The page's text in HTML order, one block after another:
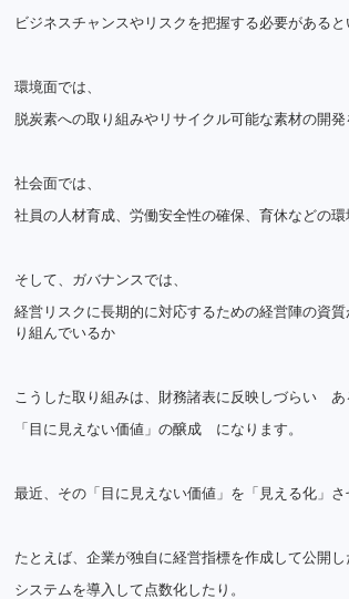
ビジネスチャンスやリスクを把握する必要があると
環境面では、
脱炭素への取り組みやリサイクル可能な素材の開
社会面では、
社員の人材育成、労働安全性の確保、育休などの
そして、ガバナンスでは、
経営リスクに長期的に対応するための経営陣の資
り組んでいるか
こうした取り組みは、財務諸表に反映しづらい
「目に見えない価値」の醸成 になります。
最近、その「目に見えない価値」を「見える化」さ
たとえば、企業が独自に経営指標を作成して公開し
システムを導入して点数化したり。